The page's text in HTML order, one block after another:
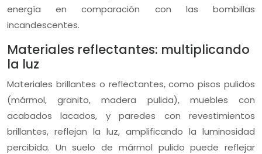
energía en comparación con las bombillas
incandescentes.
Materiales reflectantes: multiplicando
la luz
Materiales brillantes o reflectantes, como pisos pulidos
(mármol, granito, madera pulida), muebles con
acabados lacados, y paredes con revestimientos
brillantes, reflejan la luz, amplificando la luminosidad
percibida. Un suelo de mármol pulido puede reflejar